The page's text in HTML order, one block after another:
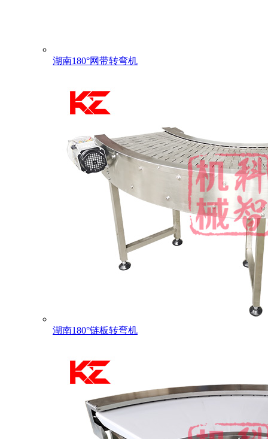
湖南180°网带转弯机
湖南180°链板转弯机